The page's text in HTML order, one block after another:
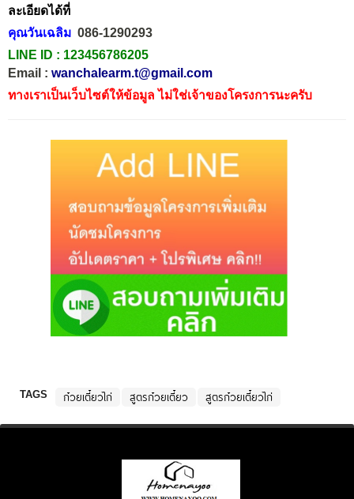
ละเอียดได้ที่
คุณวันเฉลิม 086-1290293
LINE ID : 123456786205
Email : wanchalearm.t@gmail.com
ทางเราเป็นเว็บไซต์ให้ข้อมูล ไม่ใช่เจ้าของโครงการนะครับ
TAGS ก๋วยเตี๋ยวไก่ สูตรก๋วยเตี๋ยว สูตรก๋วยเตี๋ยวไก่